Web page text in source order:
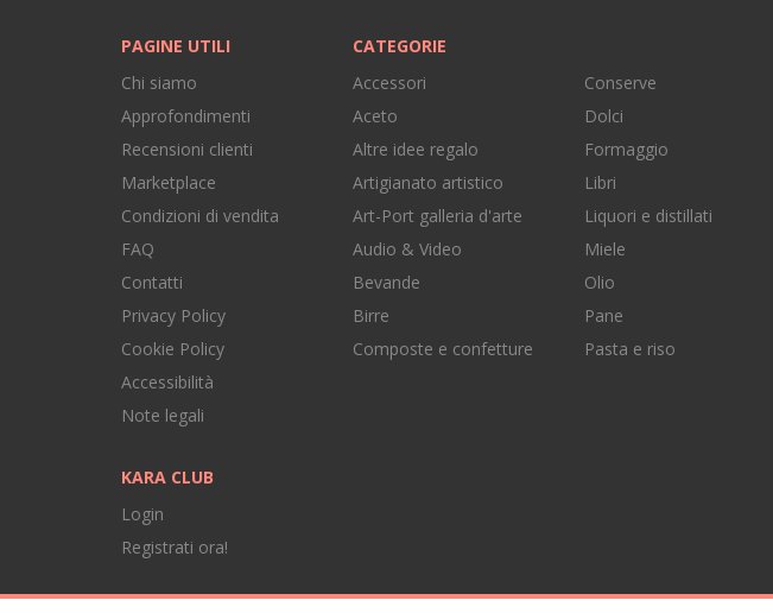
PAGINE UTILI
Chi siamo
Approfondimenti
Recensioni clienti
Marketplace
Condizioni di vendita
FAQ
Contatti
Privacy Policy
Cookie Policy
Accessibilità
Note legali
KARA CLUB
Login
Registrati ora!
CATEGORIE
Accessori
Aceto
Altre idee regalo
Artigianato artistico
Art-Port galleria d'arte
Audio & Video
Bevande
Birre
Composte e confetture
Conserve
Dolci
Formaggio
Libri
Liquori e distillati
Miele
Olio
Pane
Pasta e riso